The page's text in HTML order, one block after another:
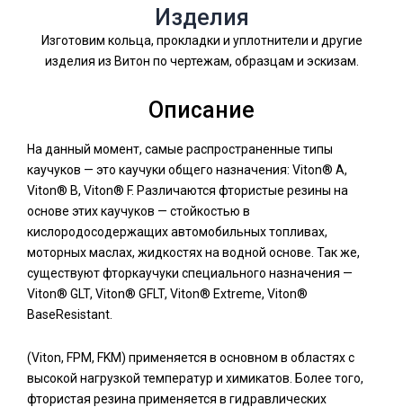
Изделия
Изготовим кольца, прокладки и уплотнители и другие
изделия из Витон по чертежам, образцам и эскизам.
Описание
На данный момент, самые распространенные типы
каучуков — это каучуки общего назначения: Viton® A,
Viton® B, Viton® F. Различаются фтористые резины на
основе этих каучуков — стойкостью в
кислородосодержащих автомобильных топливах,
моторных маслах, жидкостях на водной основе. Так же,
существуют фторкаучуки специального назначения —
Viton® GLT, Viton® GFLT, Viton® Extreme, Viton®
BaseResistant.
(Viton, FPM, FKM) применяется в основном в областях с
высокой нагрузкой температур и химикатов. Более того,
фтористая резина применяется в гидравлических